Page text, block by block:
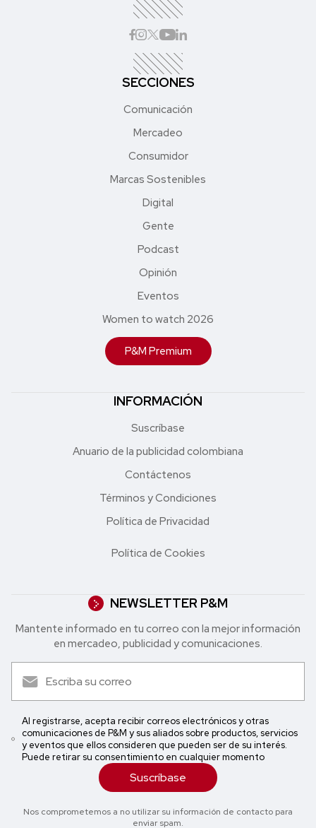
SECCIONES
Comunicación
Mercadeo
Consumidor
Marcas Sostenibles
Digital
Gente
Podcast
Opinión
Eventos
Women to watch 2026
P&M Premium
INFORMACIÓN
Suscríbase
Anuario de la publicidad colombiana
Contáctenos
Términos y Condiciones
Política de Privacidad
Política de Cookies
NEWSLETTER P&M
Mantente informado en tu correo con la mejor in formación
en mercadeo, publicidad y comunicaciones.
Al registrarse, acepta recibir correos electrónicos y otras
comunicaciones de P&M y sus aliados sobre productos, servicios
y eventos que ellos consideren que pueden ser de su interés.
Puede retirar su consentimiento en cualquier momento
Suscríbase
Nos comprometemos a no utilizar su información de contacto para
enviar spam.